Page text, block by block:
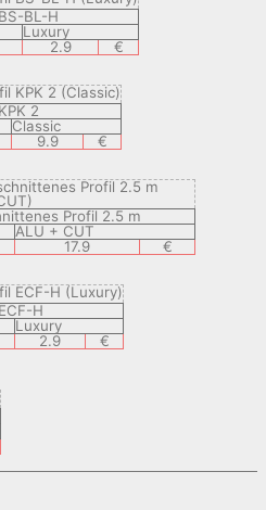
BL-H
Luxury
2.9 €
2
Classic
9.9 €
Profil 2.5 m
ALU + CUT
17.9 €
H
Luxury
2.9 €